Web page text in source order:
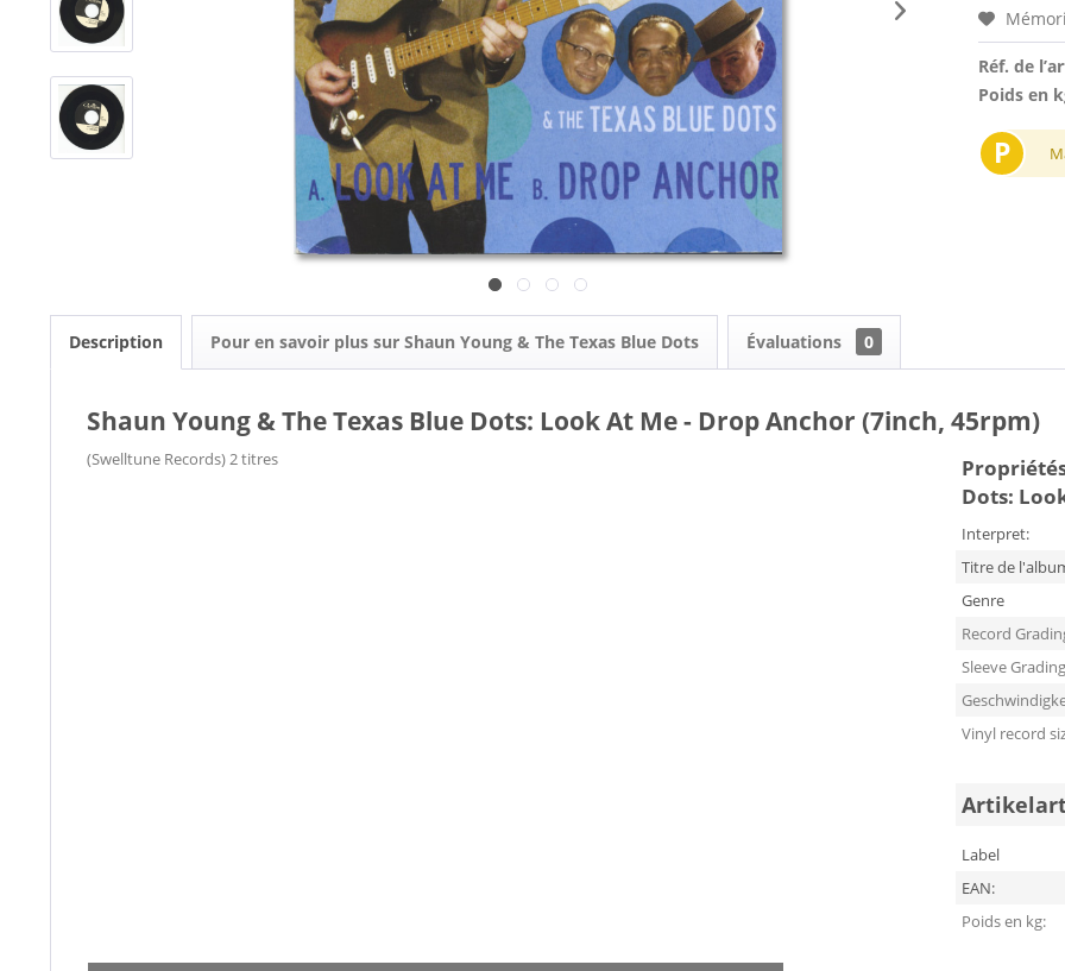
Réf. de
Poids en
P
Description Pour en savoir plus sur Shaun Young & The Texas Blue Dots Évaluations 0
Shaun Young & The Texas Blue Dots: Look At Me - Drop Anchor (7inch, 45rpm)
(Swelltune Records) 2 titres
Dots:
Interpret:
Titre de
Genre
Record
Sleeve Grading
Vinyl record
Label
EAN:
Poids en kg: